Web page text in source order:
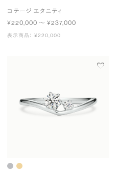
コテージ エタニティ
¥220,000 〜 ¥237,000
表示商品： ¥220,000